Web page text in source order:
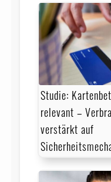
Studie:
relevant –
verstärkt auf